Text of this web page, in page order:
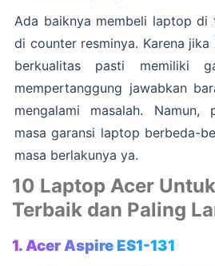
Ada baiknya membeli laptop di
di counter resminya. Karena
berkualitas pasti memiliki
mempertanggung jawabkan
mengalami masalah.
masa garansi laptop berbeda-
masa berlakunya ya.
10 Laptop Acer
Terbaik dan Paling
1. Acer Aspire ES1-131